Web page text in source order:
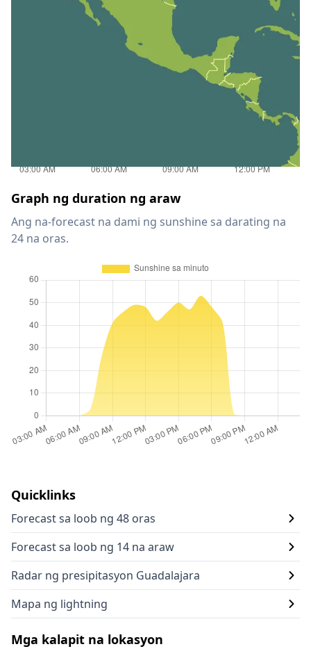
Graph ng duration ng araw
Ang na-forecast na dami ng sunshine sa darating na
24 na oras.
Quicklinks
Forecast sa loob ng 48 oras
Forecast sa loob ng 14 na araw
Radar ng presipitasyon Guadalajara
Mapa ng lightning
Mga kalapit na lokasyon